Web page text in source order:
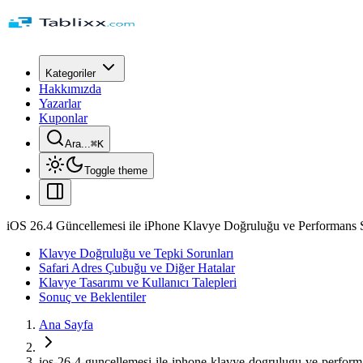
Kategoriler
Hakkımızda
Yazarlar
Kuponlar
Ara...⌘K
Toggle theme
iOS 26.4 Güncellemesi ile iPhone Klavye Doğruluğu ve Performans
Klavye Doğruluğu ve Tepki Sorunları
Safari Adres Çubuğu ve Diğer Hatalar
Klavye Tasarımı ve Kullanıcı Talepleri
Sonuç ve Beklentiler
Ana Sayfa